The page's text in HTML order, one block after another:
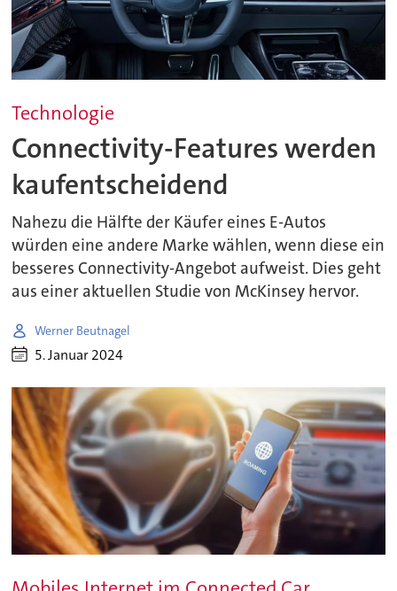
Technologie
Connectivity-Features werden
kaufentscheidend
Nahezu die Hälfte der Käufer eines E-Autos
würden eine andere Marke wählen, wenn diese ein
besseres Connectivity-Angebot aufweist. Dies geht
aus einer aktuellen Studie von McKinsey hervor.
Werner Beutnagel
5. Januar 2024